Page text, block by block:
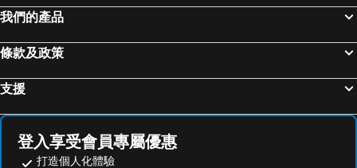
我們的產品
條款及政策
支援
登入享受會員專屬優惠
打造個人化體驗